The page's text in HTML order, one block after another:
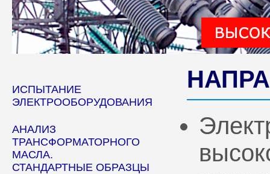
ИСПЫТАНИЕ
ЭЛЕКТРООБОРУДОВАНИЯ
АНАЛИЗ
ТРАНСФОРМАТОРНОГО
МАСЛА.
СТАНДАРТНЫЕ ОБРАЗЦЫ